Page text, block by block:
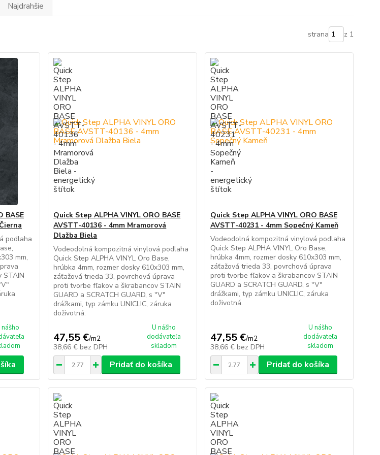
Najdrahšie
strana z 1
BASE
podlaha
mm,
STAIN
nášho
Quick Step ALPHA VINYL ORO BASE
AVSTT-40136 - 4mm Mramorová
Dlažba Biela
Vodeodolná kompozitná vinylová podlaha
Quick Step ALPHA VINYL Oro Base,
hrúbka 4mm, rozmer dosky 610x303 mm,
záťažová trieda 33, povrchová úprava
proti tvorbe fľakov a škrabancov STAIN
GUARD a SCRATCH GUARD, s "V"
drážkami, typ zámku UNICLIC, záruka
doživotná.
47,55 €/m2
38,66 € bez DPH
U nášho
dodávateľa
skladom
Pridať do košíka
Quick Step ALPHA VINYL ORO BASE
AVSTT-40231 - 4mm Sopečný Kameň
Vodeodolná kompozitná vinylová podlaha
Quick Step ALPHA VINYL Oro Base,
hrúbka 4mm, rozmer dosky 610x303 mm,
záťažová trieda 33, povrchová úprava
proti tvorbe fľakov a škrabancov STAIN
GUARD a SCRATCH GUARD, s "V"
drážkami, typ zámku UNICLIC, záruka
doživotná.
47,55 €/m2
38,66 € bez DPH
U nášho
dodávateľa
skladom
Pridať do košíka